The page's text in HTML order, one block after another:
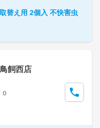
替え用 2個入 不快害虫
飼西店